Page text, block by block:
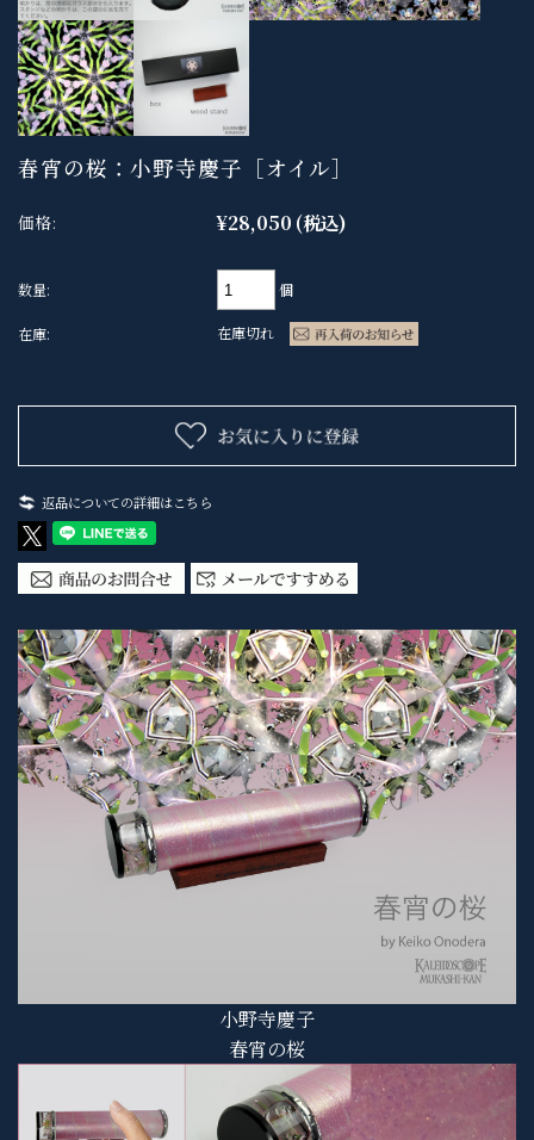
春宵の桜：小野寺慶子［オイル］
価格: ¥28,050 (税込)
数量: 個
在庫: 在庫切れ
返品についての詳細はこちら
小野寺慶子
春宵の桜